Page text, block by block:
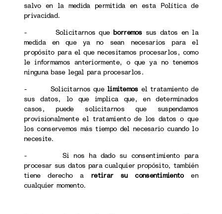
salvo en la medida permitida en esta Política de
privacidad.
- Solicitarnos que borremossus datos en la
medida en que ya no sean necesarios para el
propósito para el que necesitamos procesarlos, como
le informamos anteriormente, o que ya no tenemos
ninguna base legal para procesarlos.
- Solicitarnos que limitemosel tratamiento de
sus datos, lo que implica que, en determinados
casos, puede solicitarnos que suspendamos
provisionalmente el tratamiento de los datos o que
los conservemos más tiempo del necesario cuando lo
necesite.
- Si nos ha dado su consentimiento para
procesar sus datos para cualquier propósito, también
tiene derecho a retirar su consentimientoen
cualquier momento.